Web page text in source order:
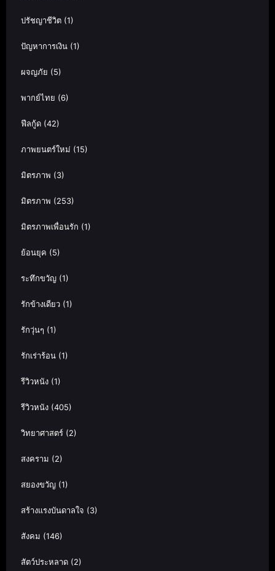
ปรัชญาชีวิต (1)
ปัญหาการเงิน (1)
ผจญภัย (5)
พากย์ไทย (6)
ฟีลกู้ด (42)
ภาพยนตร์ใหม่ (15)
มิตรภาพ (3)
มิตรภาพ (253)
มิตรภาพเพื่อนรัก (1)
ย้อนยุค (5)
ระทึกขวัญ (1)
รักข้างเดียว (1)
รักวุ่นๆ (1)
รักเร่าร้อน (1)
รีวิวหนัง (1)
รีวิวหนัง (405)
วิทยาศาสตร์ (2)
สงคราม (2)
สยองขวัญ (1)
สร้างแรงบันดาลใจ (3)
สังคม (146)
สัตว์ประหลาด (2)